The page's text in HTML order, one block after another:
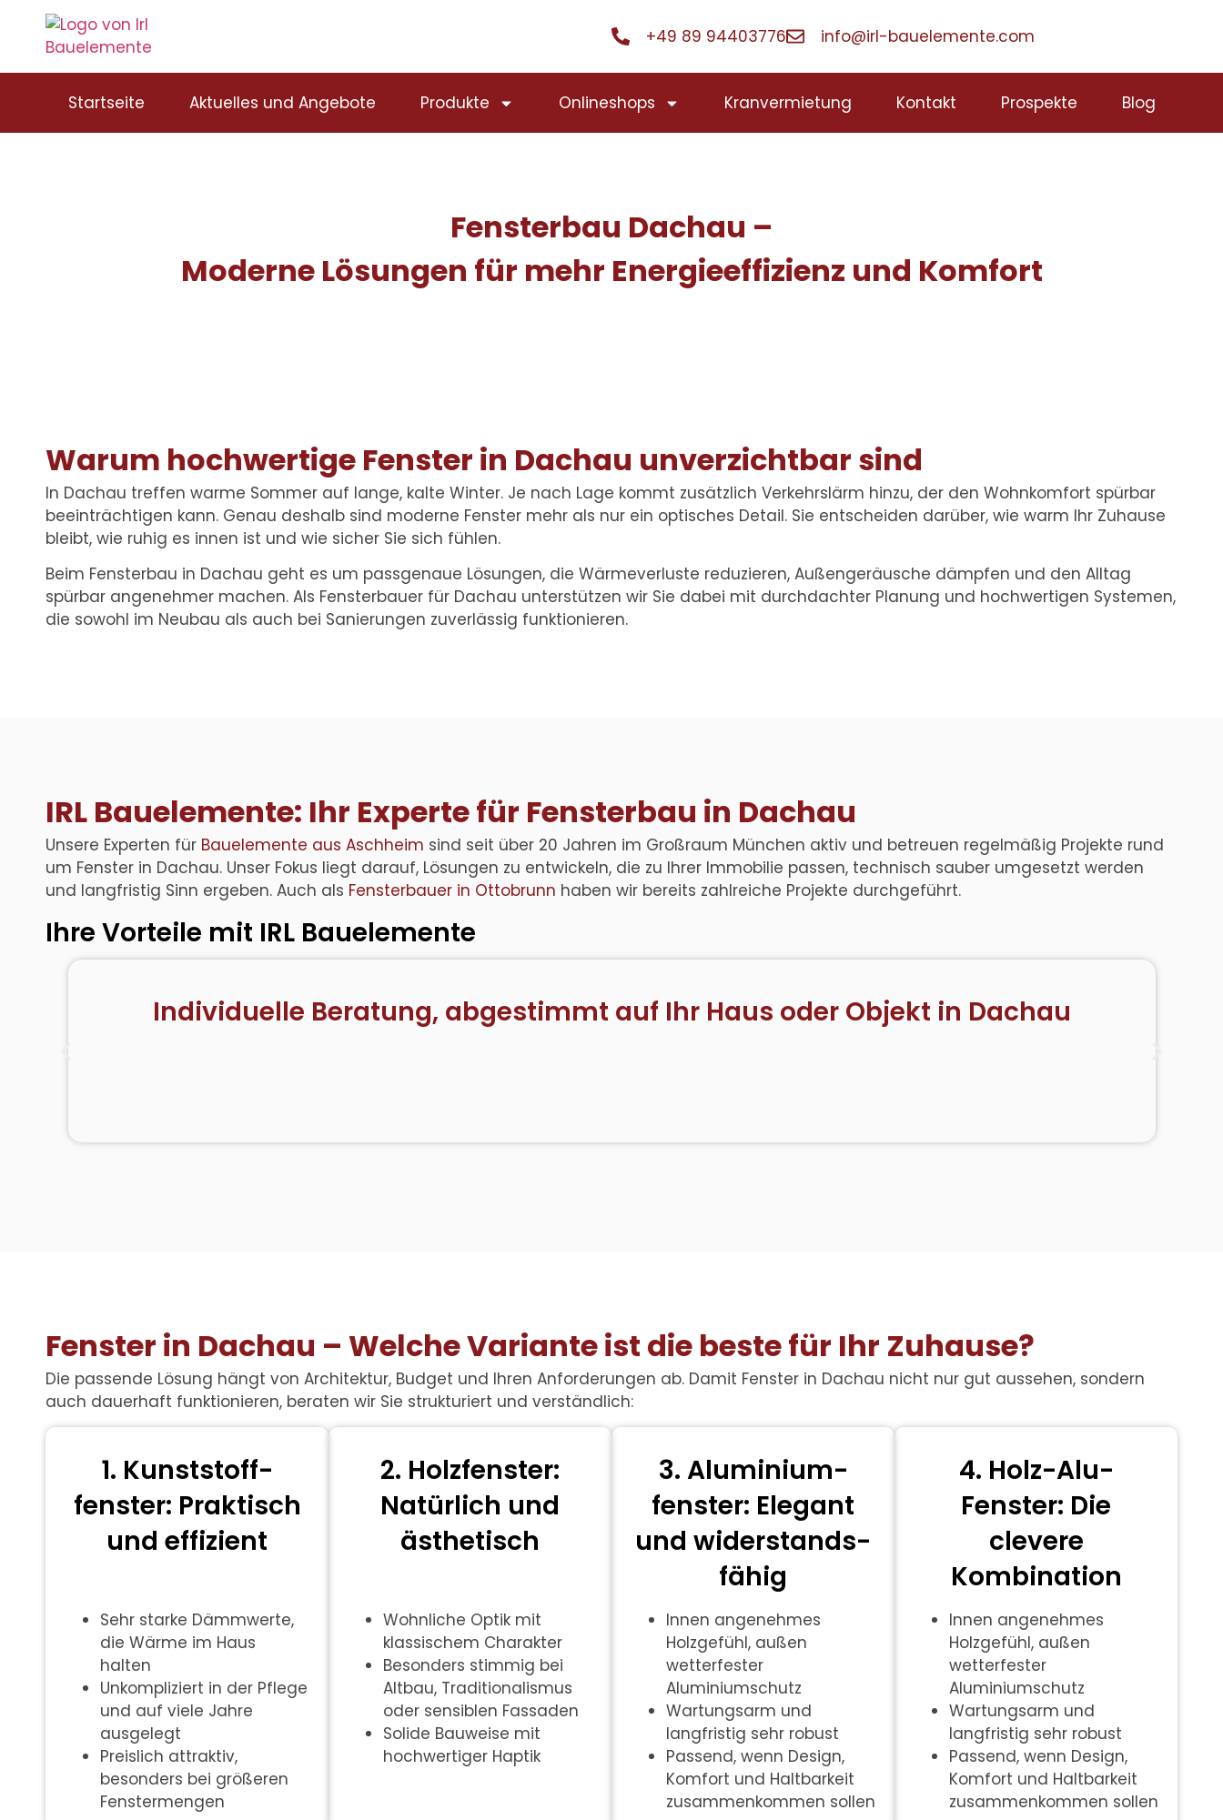
+49 89 94403776 info@irl-bauelemente.com
Startseite Aktuelles und Angebote Produkte Onlineshops Kranvermietung Kontakt Prospekte Blog
Fensterbau Dachau –
Moderne Lösungen für mehr Energieeffizienz und Komfort
Warum hochwertige Fenster in Dachau unverzichtbar sind
In Dachau treffen warme Sommer auf lange, kalte Winter. Je nach Lage kommt zusätzlich Verkehrslärm hinzu, der den Wohnkomfort spürbar
beeinträchtigen kann. Genau deshalb sind moderne Fenster mehr als nur ein optisches Detail. Sie entscheiden darüber, wie warm Ihr Zuhause
bleibt, wie ruhig es innen ist und wie sicher Sie sich fühlen.
Beim Fensterbau in Dachau geht es um passgenaue Lösungen, die Wärmeverluste reduzieren, Außengeräusche dämpfen und den Alltag
spürbar angenehmer machen. Als Fensterbauer für Dachau unterstützen wir Sie dabei mit durchdachter Planung und hochwertigen Systemen,
die sowohl im Neubau als auch bei Sanierungen zuverlässig funktionieren.
IRL Bauelemente: Ihr Experte für Fensterbau in Dachau
Unsere Experten für Bauelemente aus Aschheim sind seit über 20 Jahren im Großraum München aktiv und betreuen regelmäßig Projekte rund
um Fenster in Dachau. Unser Fokus liegt darauf, Lösungen zu entwickeln, die zu Ihrer Immobilie passen, technisch sauber umgesetzt werden
und langfristig Sinn ergeben. Auch als Fensterbauer in Ottobrunn haben wir bereits zahlreiche Projekte durchgeführt.
Ihre Vorteile mit IRL Bauelemente
Individuelle Beratung, abgestimmt auf Ihr Haus oder Objekt in Dachau
Fenster in Dachau – Welche Variante ist die beste für Ihr Zuhause?
Die passende Lösung hängt von Architektur, Budget und Ihren Anforderungen ab. Damit Fenster in Dachau nicht nur gut aussehen, sondern
auch dauerhaft funktionieren, beraten wir Sie strukturiert und verständlich:
1. Kunststoff-
fenster: Praktisch
und effizient
Sehr starke Dämmwerte,
die Wärme im Haus
halten
Unkompliziert in der Pflege
und auf viele Jahre
ausgelegt
Preislich attraktiv,
besonders bei größeren
Fenstermengen
2. Holzfenster:
Natürlich und
ästhetisch
Wohnliche Optik mit
klassischem Charakter
Besonders stimmig bei
Altbau, Traditionalismus
oder sensiblen Fassaden
Solide Bauweise mit
hochwertiger Haptik
3. Aluminium-
fenster: Elegant
und widerstands-
fähig
Innen angenehmes
Holzgefühl, außen
wetterfester
Aluminiumschutz
Wartungsarm und
langfristig sehr robust
Passend, wenn Design,
Komfort und Haltbarkeit
zusammenkommen sollen
4. Holz-Alu-
Fenster: Die
clevere
Kombination
Innen angenehmes
Holzgefühl, außen
wetterfester
Aluminiumschutz
Wartungsarm und
langfristig sehr robust
Passend, wenn Design,
Komfort und Haltbarkeit
zusammenkommen sollen